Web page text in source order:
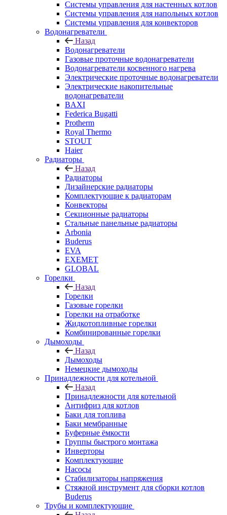
Системы управления для настенных котлов
Системы управления для напольных котлов
Системы управления для конвекторов
Водонагреватели
Назад
Водонагреватели
Газовые проточные водонагреватели
Водонагреватели косвенного нагрева
Электрические проточные водонагреватели
Электрические накопительные
водонагреватели
BAXI
Federica Bugatti
Protherm
Royal Thermo
STOUT
Haier
Радиаторы
Назад
Радиаторы
Дизайнерские радиаторы
Комплектующие к радиаторам
Конвекторы
Секционные радиаторы
Стальные панельные радиаторы
Arbonia
Buderus
EVA
EXEMET
GLOBAL
Горелки
Назад
Горелки
Газовые горелки
Горелки на отработке
Жидкотопливные горелки
Комбинированные горелки
Дымоходы
Назад
Дымоходы
Немецкие дымоходы
Принадлежности для котельной
Назад
Принадлежности для котельной
Антифриз для котлов
Баки для топлива
Баки мембранные
Буферные ёмкости
Группы быстрого монтажа
Инверторы
Комплектующие
Насосы
Стабилизаторы напряжения
Стяжной инструмент для сборки котлов
Buderus
Трубы и комплектующие